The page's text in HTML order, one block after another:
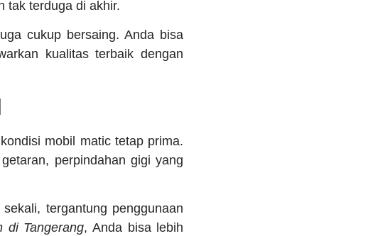
tak terduga di akhir.
cukup bersaing. Anda bisa
kualitas terbaik dengan
mobil matic tetap prima.
perpindahan gigi yang
tergantung penggunaan
di Tangerang, Anda bisa lebih